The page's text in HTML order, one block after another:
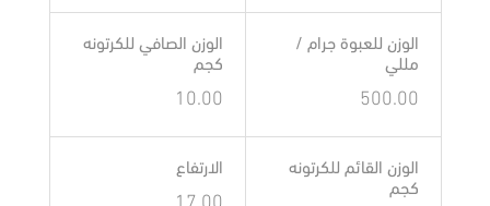
الوزن للعبوة جرام /
مللي
500.00
الوزن الصافي للكرتونه
كجم
10.00
الوزن القائم للكرتونه
كجم
الارتفاع